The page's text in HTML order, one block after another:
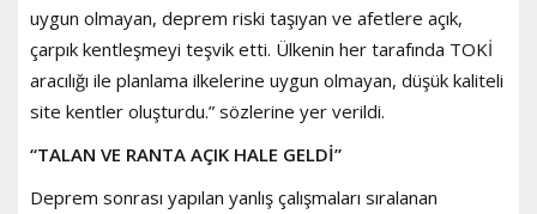
uygun olmayan, deprem riski taşıyan ve afetlere açık,
çarpık kentleşmeyi teşvik etti. Ülkenin her tarafında TOKİ
aracılığı ile planlama ilkelerine uygun olmayan, düşük kaliteli
site kentler oluşturdu.” sözlerine yer verildi.
“TALAN VE RANTA AÇIK HALE GELDİ”
Deprem sonrası yapılan yanlış çalışmaları sıralanan